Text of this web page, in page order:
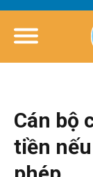
Cán bộ
tiền